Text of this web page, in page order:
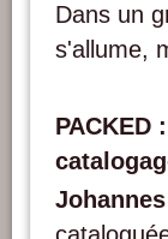
Dans un
s'allume,